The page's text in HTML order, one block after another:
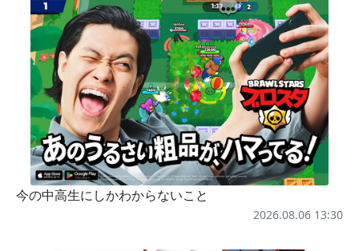
今の中高生にしかわからないこと
2026.08.06 13:30